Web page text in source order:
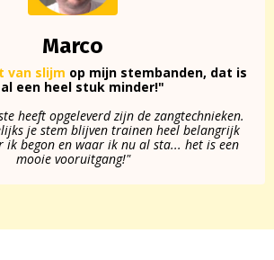
Marco
van slijm op mijn stembanden, dat is
een heel stuk minder!"
heeft opgeleverd zijn de zangtechnieken.
je stem blijven trainen heel belangrijk
ik begon en waar ik nu al sta... het is een
mooie vooruitgang!"